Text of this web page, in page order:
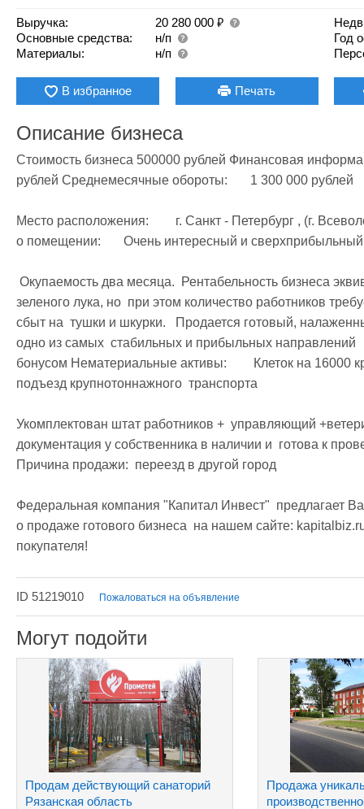
Выручка: 20 280 000₽
Основные средства:
н/п
Материалы:
н/п
Год
В избранное Печать
Описание бизнеса
Стоимость бизнеса 500000 рублей Финансовая информация
рублей Среднемесячные обороты:	1 300 000 рублей
Место расположения:	 г. Санкт - Петербург , (г. Всеволожск) Возраст бизнеса:	 1 год Информация
о помещении:	 Очень интересный и сверхприбыльный  бизнес
зеленого лука, но  при этом количество работников
сбыт на  тушки и шкурки.   Продается готовый,
одно из самых  стабильных и прибыльных направлений
бонусом Нематериальные активы:	 Клеток на 16000 кроликов в месяц 3000  кроликов Обеспечен
подъезд крупнотоннажного  транспорта
Укомплектован штат работников +  управляющий
документация у собственника в наличии и  готова к
Причина продажи:  переезд в другой город
Федеральная компания "Капитал Инвест"  предлагает
о продаже готового бизнеса  на нашем сайте:
покупателя!
ID 51219010 Пожаловаться на объявление
Могут подойти
Продам действующий санаторий
Рязанская область
Продажа